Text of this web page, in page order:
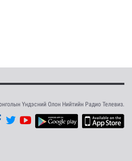
Үндэсний Олон Нийтийн Радио Телевиз.